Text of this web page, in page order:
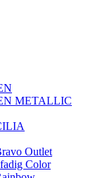
METALLIC
Outlet
Color